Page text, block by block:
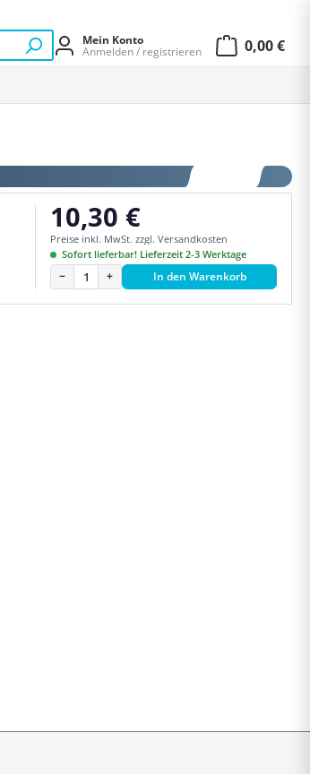
Mein Konto
Anmelden / registrieren
0,00 €
Regulärer Preis:
10,30 €
Preise inkl. MwSt. zzgl. Versandkosten
Sofort lieferbar! Lieferzeit 2-3 Werktage
− + In den Warenkorb